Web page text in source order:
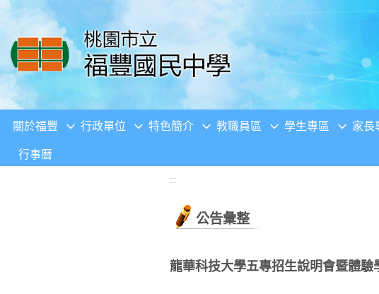
移至網頁之主要內容區位置
關於福豐 行政單位 特色簡介 教職員區 學生專區 家長
行事曆
:::
公告彙整
龍華科技大學五專招生說明會暨體驗